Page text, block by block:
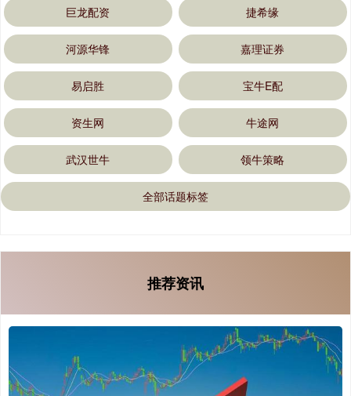
巨龙配资 捷希缘
河源华锋 嘉理证券
易启胜 宝牛E配
资生网 牛途网
武汉世牛 领牛策略
全部话题标签
推荐资讯